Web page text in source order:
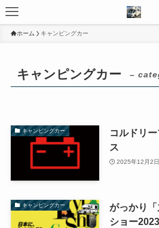
ホーム キャンピングカー
キャンピングカー –
キャンピングカー
コルドリ
ス
2025年12月2日
キャンピングカー
がっかり
ショー2023